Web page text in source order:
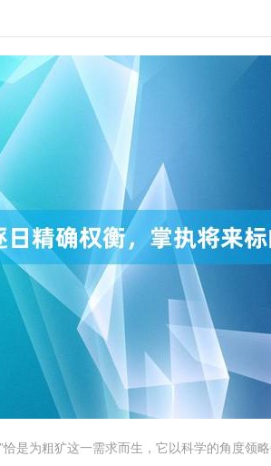
是为粗犷这一需求而生，它以科学的角度领